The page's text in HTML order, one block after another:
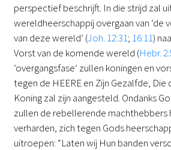
perspectief beschrijft. In die strijd zal
wereldheerschappij overgaan van ‘de
van deze wereld’ (Joh. 12:31; 16:11)
Vorst van de komende wereld (Hebr.
‘overgangsfase’ zullen koningen en
tegen de HEERE en Zijn Gezalfde, Die
Koning zal zijn aangesteld. Ondanks
zullen de rebellerende machthebbers
verharden, zich tegen Gods
uitroepen: “Laten wij Hun banden